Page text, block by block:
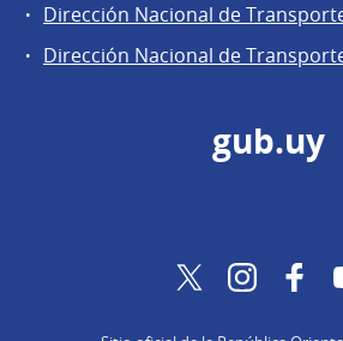
Dirección Nacional de
Dirección Nacional de
gub.uy
Twitter